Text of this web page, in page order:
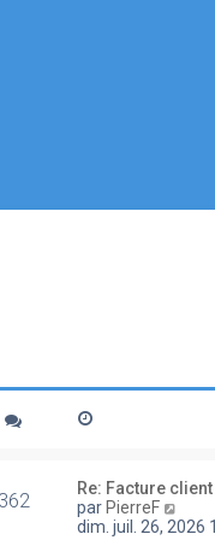
Re: Facture
par PierreF
o
dim. juil. 26, 2026